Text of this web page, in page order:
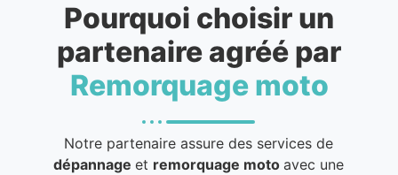
Pourquoi choisir un
partenaire agréé par
Remorquage moto
Notre partenaire assure des services de
dépannageet remorquage motoavec une